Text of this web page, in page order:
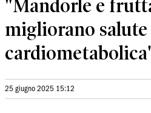
"Mandorle e
migliorano salute
25 giugno 2025 15:12